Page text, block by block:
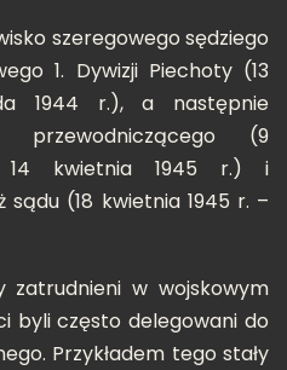
szeregowego sędziego
1. Dywizji Piechoty (13
1944 r.), a następnie
przewodniczącego (9
kwietnia 1945 r.) i
(18 kwietnia 1945 r. –
zatrudnieni w wojskowym
byli często delegowani do
Przykładem tego stały